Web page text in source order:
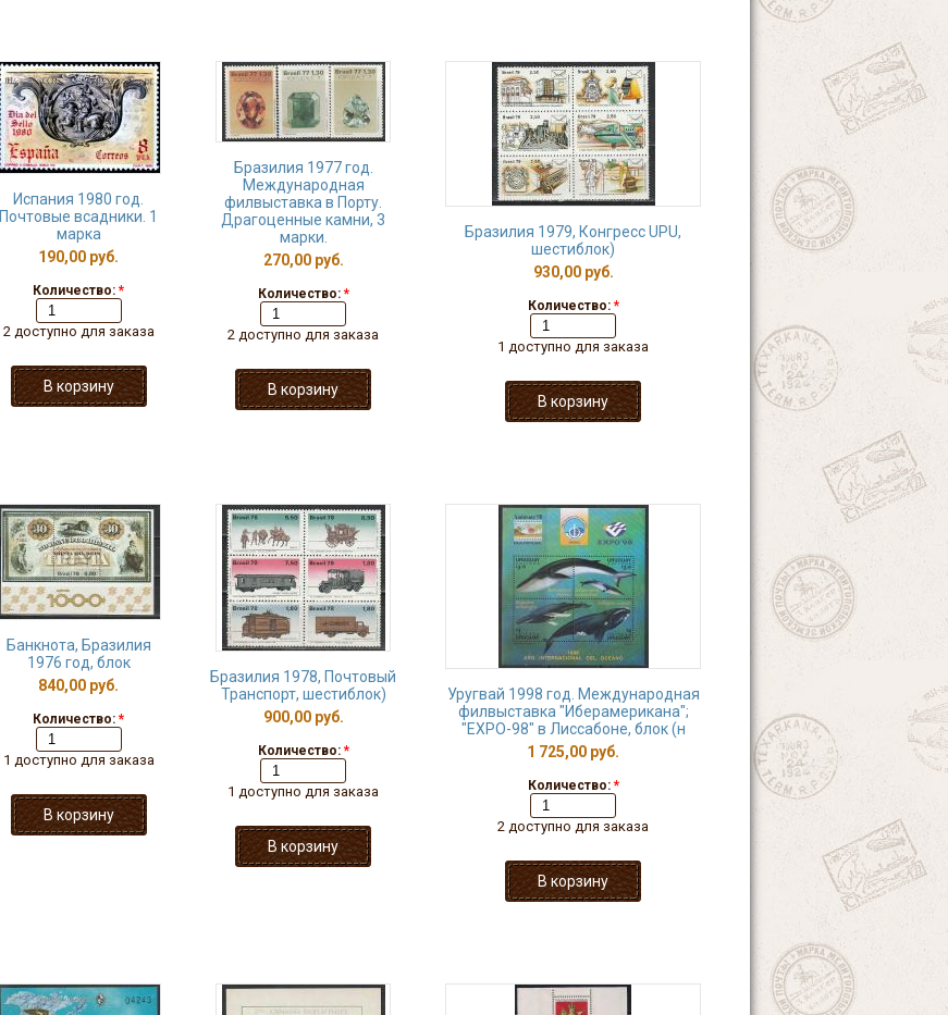
Испания 1980 год.
Почтовые всадники. 1
марка
190,00 руб.
Количество: *
2 доступно для заказа
Бразилия 1977 год.
Международная
филвыставка в Порту.
Драгоценные камни, 3
марки.
270,00 руб.
Количество: *
2 доступно для заказа
Бразилия 1979, Конгресс UPU,
шестиблок)
930,00 руб.
Количество: *
1 доступно для заказа
Банкнота, Бразилия
1976 год, блок
840,00 руб.
Количество: *
1 доступно для заказа
Бразилия 1978, Почтовый
Транспорт, шестиблок)
900,00 руб.
Количество: *
1 доступно для заказа
Уругвай 1998 год. Международная
филвыставка "Иберамерикана";
"ЕХРО-98" в Лиссабоне, блок (н
1 725,00 руб.
Количество: *
2 доступно для заказа